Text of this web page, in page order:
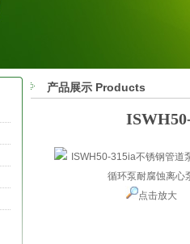
产品展示 Products
点击放大